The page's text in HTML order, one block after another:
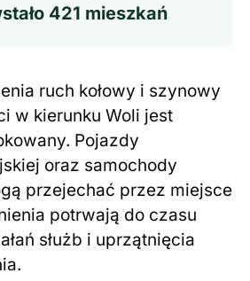
421 mieszkań
ruch kołowy i szynowy
w kierunku Woli jest
Pojazdy
oraz samochody
przejechać przez miejsce
potrwają do czasu
służb i uprzątnięcia